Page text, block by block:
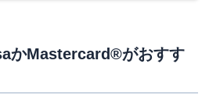
かMastercard®がおすす